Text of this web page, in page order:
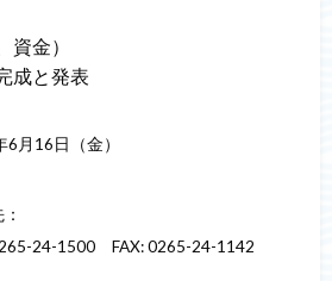
資金）
成と発表
月16日（金）
24-1500 FAX: 0265-24-1142